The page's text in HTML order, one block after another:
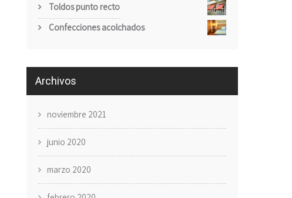
con
Toldos punto recto
Confecciones acolchados
Archivos
noviembre 2021
junio 2020
marzo 2020